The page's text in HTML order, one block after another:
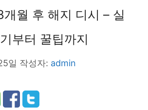
월 후 해지 디시 – 실
부터 꿀팁까지
일 작성자: admin